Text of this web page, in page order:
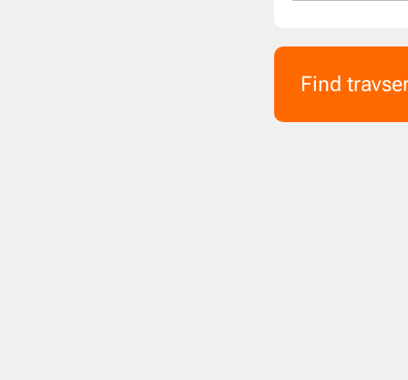
Find